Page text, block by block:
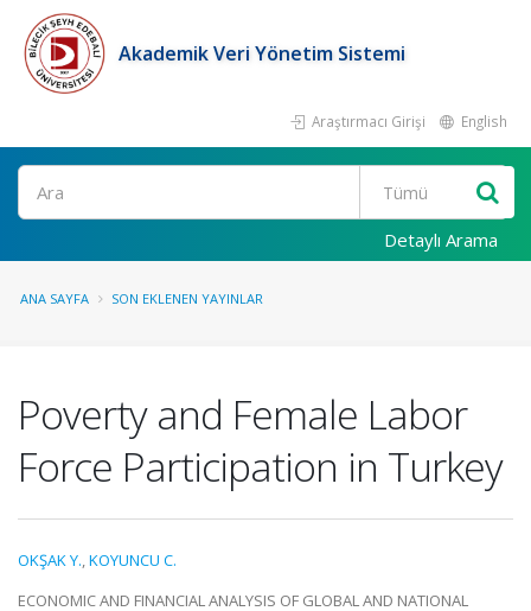
Akademik Veri Yönetim Sistemi
Araştırmacı Girişi English
Ara
Detaylı Arama
ANA SAYFA SON EKLENEN YAYINLAR
Poverty and Female Labor
Force Participation in Turkey
OKŞAK Y.,KOYUNCU C.
ECONOMIC AND FINANCIAL ANALYSIS OF GLOBAL AND NATIONAL